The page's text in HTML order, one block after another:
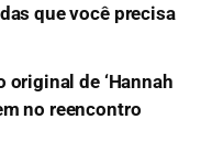
que você precisa
original de ‘Hannah
no reencontro